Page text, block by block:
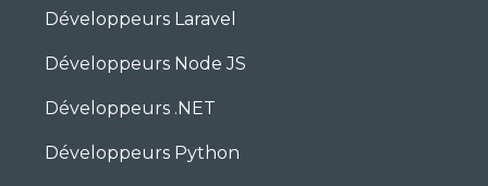
Développeurs Laravel
Développeurs Node JS
Développeurs .NET
Développeurs Python